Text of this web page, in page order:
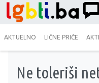
AKTUELNO LIČNE PRIČE
Ne toleriši